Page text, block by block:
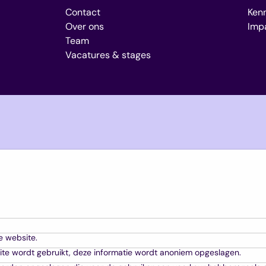
Contact
Over ons
Team
Vacatures & stages
website.
wordt gebruikt, deze informatie wordt anoniem opgeslagen.